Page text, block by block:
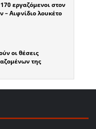
εργαζόμενοι στον
Αιφνίδιο λουκέτο
οι θέσεις
της